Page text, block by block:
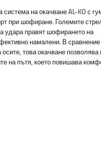
на окачване AL-KO с
при шофиране. Големите
удара правят шофирането на
намалени. В
това окачване позволява
на пътя, което повишава